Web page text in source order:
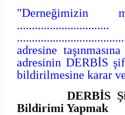
"Derneğimizin
adresine
adresinin DERBİS
bildirilmesine karar
DERBİS
Bildirimi Yapmak